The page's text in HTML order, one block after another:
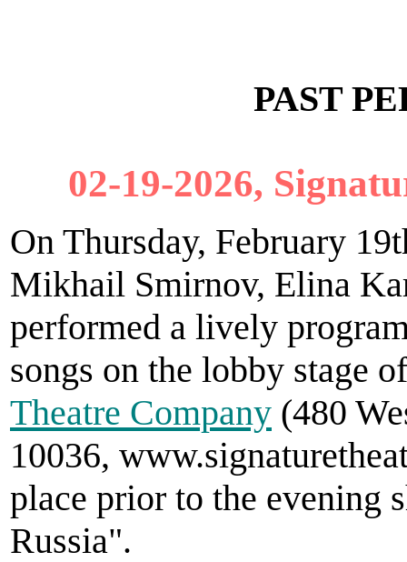
PAST
02-19-2026,
On Thursday, February
Mikhail Smirnov, Elina
performed a lively
songs on the lobby stage
Theatre Company (480
10036,
place prior to the evening
Russia".